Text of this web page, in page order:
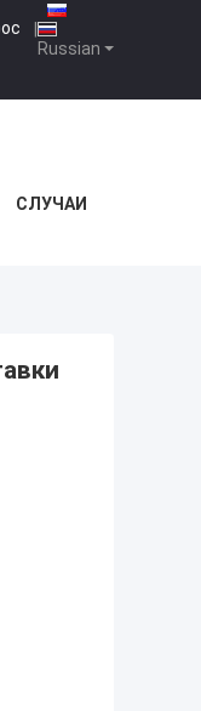
Russian
|
СЛУЧАИ